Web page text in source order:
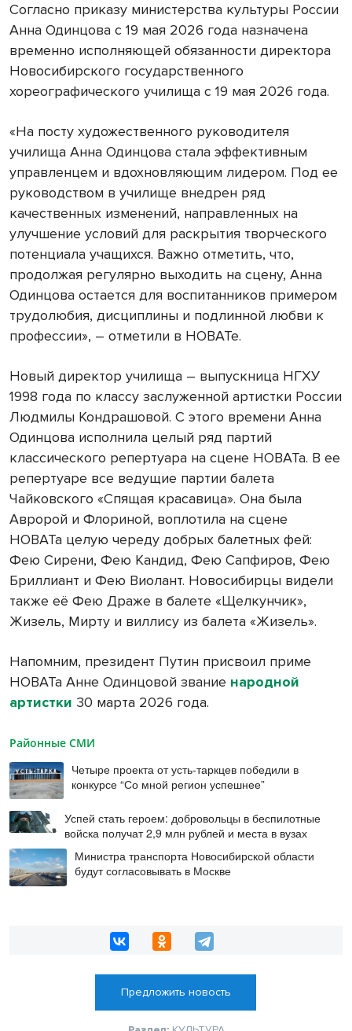
Согласно приказу министерства культуры России
Анна Одинцова с 19 мая 2026 года назначена
временно исполняющей обязанности директора
Новосибирского государственного
хореографического училища с 19 мая 2026 года.
«На посту художественного руководителя
училища Анна Одинцова стала эффективным
управленцем и вдохновляющим лидером. Под ее
руководством в училище внедрен ряд
качественных изменений, направленных на
улучшение условий для раскрытия творческого
потенциала учащихся. Важно отметить, что,
продолжая регулярно выходить на сцену, Анна
Одинцова остается для воспитанников примером
трудолюбия, дисциплины и подлинной любви к
профессии», – отметили в НОВАТе.
Новый директор училища – выпускница НГХУ
1998 года по классу заслуженной артистки России
Людмилы Кондрашовой. С этого времени Анна
Одинцова исполнила целый ряд партий
классического репертуара на сцене НОВАТа. В ее
репертуаре все ведущие партии балета
Чайковского «Спящая красавица». Она была
Авророй и Флориной, воплотила на сцене
НОВАТа целую череду добрых балетных фей:
Фею Сирени, Фею Кандид, Фею Сапфиров, Фею
Бриллиант и Фею Виолант. Новосибирцы видели
также её Фею Драже в балете «Щелкунчик»,
Жизель, Мирту и виллису из балета «Жизель».
Напомним, президент Путин присвоил приме
НОВАТа Анне Одинцовой звание народной
артистки 30 марта 2026 года.
Районные СМИ
Четыре проекта от усть-таркцев победили в
конкурсе “Со мной регион успешнее”
Успей стать героем: добровольцы в беспилотные
войска получат 2,9 млн рублей и места в вузах
Министра транспорта Новосибирской области
будут согласовывать в Москве
Предложить новость